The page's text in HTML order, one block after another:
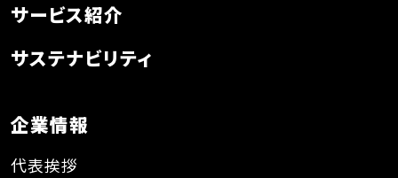
サービス紹介
サステナビリティ
企業情報
代表挨拶